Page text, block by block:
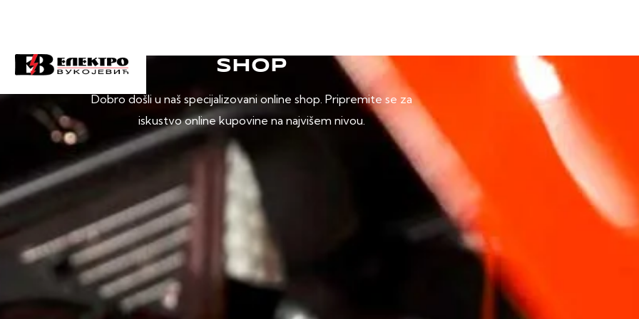
SHOP
Dobro došli u naš specijalizovani online shop. Pripremite se za
iskustvo online kupovine na najvišem nivou.